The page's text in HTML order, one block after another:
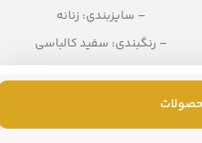
– سایزبندی: زنانه
– رنگبندی: سفید کالباسی